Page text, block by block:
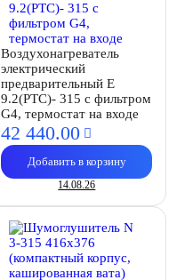
Воздухонагреватель
электрический
предварительный E
9.2(PTC)- 315 с фильтром
G4, термостат на входе
42 440.00
Добавить в корзину
14.08.26